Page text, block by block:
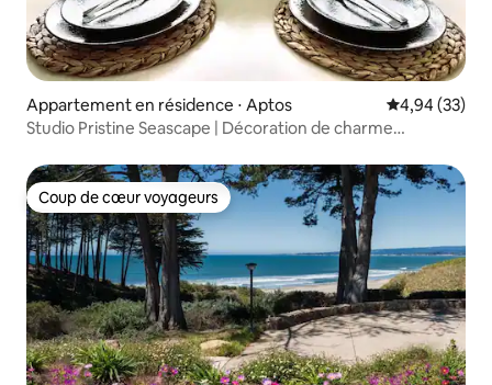
Appartement en résidence ⋅ Aptos Évaluation
4,94 (33)
Studio Pristine Seascape | Décoration de charme
Coup de cœur voyageurs
Coup de cœur voyageurs